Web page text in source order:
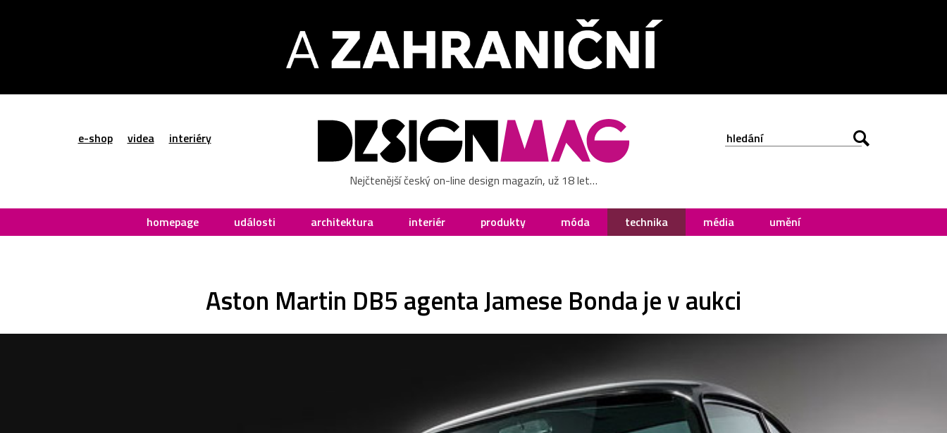
e-shop videa interiéry
Nejčtenější český on-line design magazín, už 18 let…
homepage události architektura interiér produkty móda technika média umění
Aston Martin DB5 agenta Jamese Bonda je v aukci